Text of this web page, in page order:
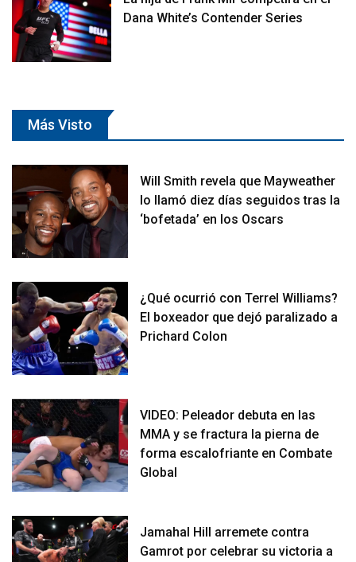
Dana White’s Contender Series
Más Visto
Will Smith revela que Mayweather
lo llamó diez días seguidos tras la
‘bofetada’ en los Oscars
¿Qué ocurrió con Terrel Williams?
El boxeador que dejó paralizado a
Prichard Colon
VIDEO: Peleador debuta en las
MMA y se fractura la pierna de
forma escalofriante en Combate
Global
Jamahal Hill arremete contra
Gamrot por celebrar su victoria a